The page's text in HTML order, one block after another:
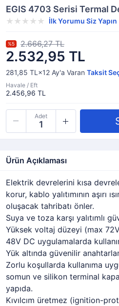
EGIS 4703 Serisi Termal
İlk Yorumu Siz Yapın
2.532,95 TL
%5 2.666,27 TL
281,85 TL×12 Ay'a Varan Taksit
Havale / Eft
2.456,96 TL
Adet
Ürün Açıklaması
Elektrik devrelerini kısa
korur, kablo yalıtımının aşırı
oluşacak tahribatı önler.
Suya ve toza karşı yalıtımlı
Yüksek voltaj düzeyi (max
48V DC uygulamalarda
Yük altında güvenilir
Zorlu koşullarda kullanıma
somun ve silikon terminal
yapıda.
Kıvılcım üretmez (ignition-